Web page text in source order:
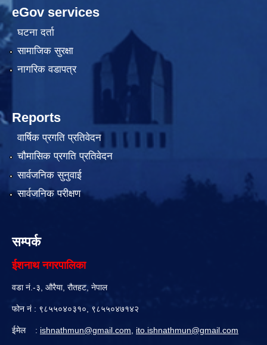
eGov services
घटना दर्ता
सामाजिक सुरक्षा
नागरिक वडापत्र
Reports
वार्षिक प्रगति प्रतिवेदन
चौमासिक प्रगति प्रतिवेदन
सार्वजनिक सुनुवाई
सार्वजनिक परीक्षण
सम्पर्क
ईशनाथ नगरपालिका
वडा नं.-३, औरैया, रौतहट, नेपाल
फोन नं : ९८५५०४०३१०, ९८५५०४७१४२
ईमेल : ishnathmun@gmail.com ito.ishnathmun@gmail.com